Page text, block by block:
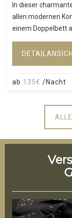
In dieser
allen modernen
einem Doppelbett
ab 135€ /Nacht